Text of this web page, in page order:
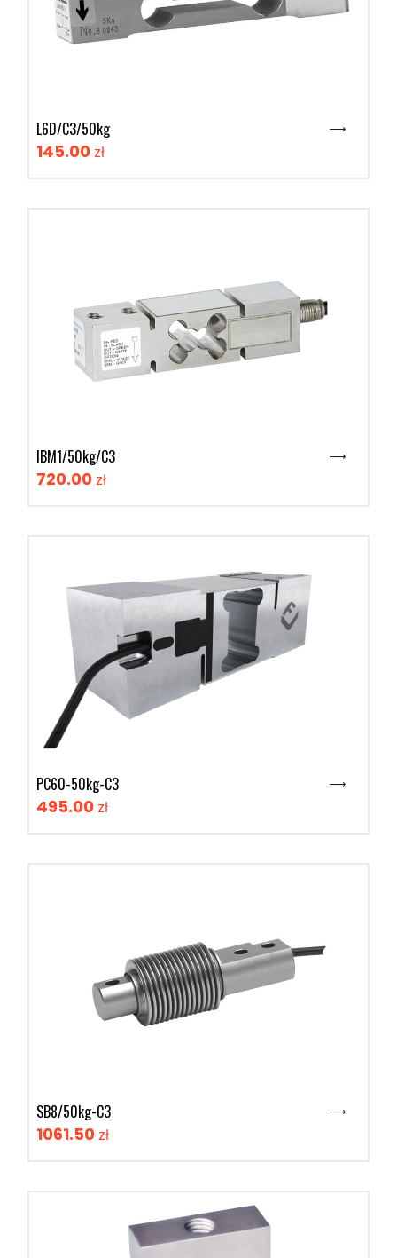
L6D/C3/50kg
145.00 zł
IBM1/50kg/C3
720.00 zł
PC60-50kg-C3
495.00 zł
SB8/50kg-C3
1061.50 zł